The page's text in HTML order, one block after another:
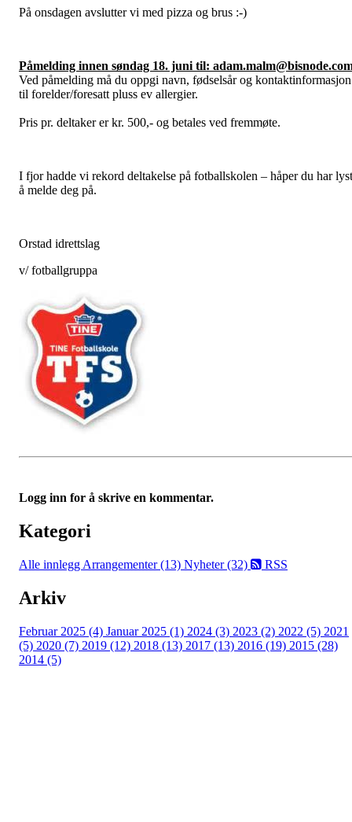
På onsdagen avslutter vi med pizza og brus :-)
Påmelding innen søndag 18. juni til:
Ved påmelding må du oppgi navn, fødselsår og kontaktinformasjon
til forelder/foresatt pluss ev allergier.
Pris pr. deltaker er kr. 500,- og betales ved fremmøte.
I fjor hadde vi rekord deltakelse på fotballskolen – håper du har lyst
å melde deg på.
Orstad idrettslag
v/ fotballgruppa
Logg inn for å skrive en kommentar.
Kategori
Alle innlegg Arrangementer (13) Nyheter (32) RSS
Arkiv
Februar 2025 (4) Januar 2025 (1) 2024 (3) 2023 (2) 2022 (5) 2021
(5) 2020 (7) 2019 (12) 2018 (13) 2017 (13) 2016 (19) 2015 (28)
2014 (5)